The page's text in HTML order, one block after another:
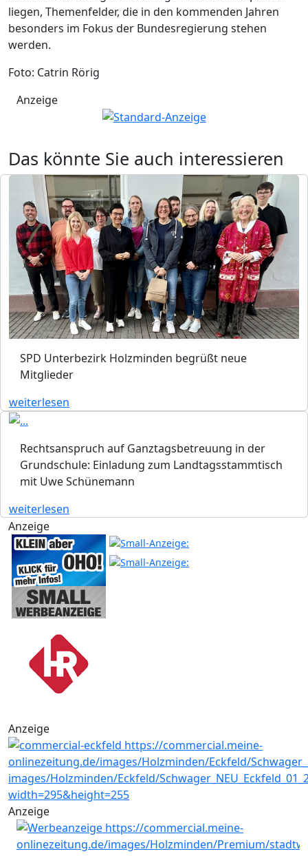
liegen, Themenfelder, die in den kommenden Jahren
besonders im Fokus der Bundesregierung stehen
werden.
Foto: Catrin Rörig
Anzeige
Das könnte Sie auch interessieren
SPD Unterbezirk Holzminden begrüßt neue
Mitglieder
weiterlesen
Rechtsanspruch auf Ganztagsbetreuung in der
Grundschule: Einladung zum Landtagsstammtisch
mit Uwe Schünemann
weiterlesen
Anzeige
Anzeige
Anzeige